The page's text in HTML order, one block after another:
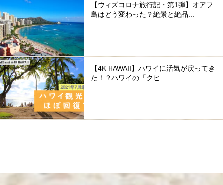
【ウィズコロナ旅行記・第1弾】オアフ
島はどう変わった？絶景と絶品...
【4K HAWAII】ハワイに活気が戻ってき
た！？ハワイの「クヒ...